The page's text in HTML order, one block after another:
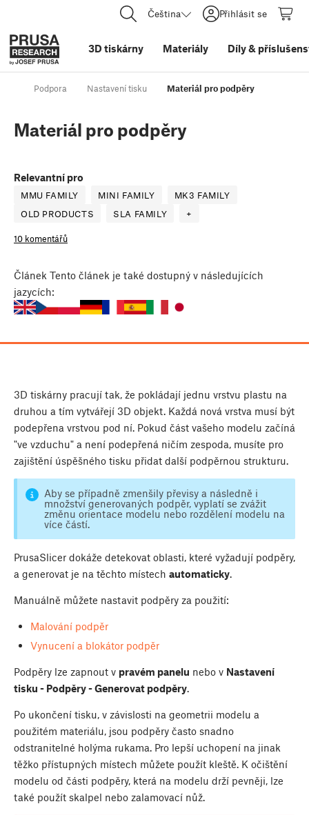
Čeština Přihlásit se
3D tiskárny Materiály Díly&
Podpora Nastavení tisku Materiál pro podpěry
Materiál pro podpěry
Relevantní pro
MMU FAMILY MINI FAMILY
MK3 FAMILY
OLD PRODUCTS
SLA FAMILY +
10 komentářů
Článek Tento článek je také dostupný v následujících
jazycích:
3D tiskárny pracují tak, že pokládají jednu vrstvu plastu na
druhou a tím vytvářejí 3D objekt. Každá nová vrstva musí být
podepřena vrstvou pod ní. Pokud část vašeho modelu začíná
"ve vzduchu" a není podepřená ničím zespoda, musíte pro
zajištění úspěšného tisku přidat další podpěrnou strukturu.
Aby se případně zmenšily převisy a následně i
množství generovaných podpěr, vyplatí se zvážit
změnu orientace modelu nebo rozdělení modelu na
více částí.
PrusaSlicer dokáže detekovat oblasti, které vyžadují podpěry,
a generovat je na těchto místech automaticky.
Manuálně můžete nastavit podpěry za použití:
Malování podpěr
Vynucení a blokátor podpěr
Podpěry lze zapnout v pravém panelu nebo v Nastavení
tisku - Podpěry - Generovat podpěry.
Po ukončení tisku, v závislosti na geometrii modelu a
použitém materiálu, jsou podpěry často snadno
odstranitelné holýma rukama. Pro lepší uchopení na jinak
těžko přístupných místech můžete použít kleště. K očištění
modelu od části podpěry, která na modelu drží pevněji, lze
také použít skalpel nebo zalamovací nůž.